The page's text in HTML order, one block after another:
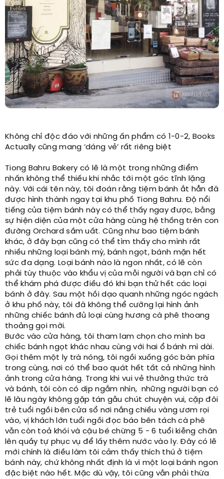
Không chỉ độc đáo với những ấn phẩm có 1-0-2, Books
Actually cũng mang ‘dáng vẻ’ rất riêng biệt
Tiong Bahru Bakery có lẽ là một trong những điểm
nhấn không thể thiếu khi nhắc tới một góc tĩnh lặng
này. Với cái tên này, tôi đoán rằng tiệm bánh ắt hẳn đã
được hình thành ngay tại khu phố Tiong Bahru. Độ nổi
tiếng của tiệm bánh này có thể thấy ngay được, bằng
sự hiện diện của một cửa hàng cùng hệ thống trên con
đường Orchard sầm uất. Cũng như bao tiệm bánh
khác, ở đây bạn cũng có thể tìm thấy cho mình rất
nhiều những loại bánh mỳ, bánh ngọt, bánh mặn hết
sức đa dạng. Loại bánh nào là ngon nhất, có lẽ còn
phải tùy thuộc vào khẩu vị của mỗi người và bạn chỉ có
thể khám phá được điều đó khi bạn thử hết các loại
bánh ở đây. Sau một hồi dạo quanh những ngóc ngách
ở khu phố này, tôi đã không thể cưỡng lại hình ảnh
những chiếc bánh đủ loại cùng hương cà phê thoang
thoảng gọi mời.
Bước vào cửa hàng, tôi tham lam chọn cho mình ba
chiếc bánh ngọt khác nhau cùng với hai ổ bánh mì dài.
Gọi thêm một ly trà nóng, tôi ngồi xuống góc bàn phía
trong cùng, nơi có thể bao quát hết tất cả những hình
ảnh trong cửa hàng. Trong khi vui vẻ thưởng thức trà
và bánh, tôi còn có dịp ngắm nhìn, những người bạn có
lẽ lâu ngày không gặp tán gẫu chút chuyện vui, cặp đôi
trẻ tuổi ngồi bên cửa sổ nơi nắng chiều vàng ươm rọi
vào, vị khách lớn tuổi ngồi đọc báo bên tách cà phê
vẫn còn toả khói và cậu bé chừng 5 - 6 tuổi kiễng chân
lên quầy tự phục vụ để lấy thêm nước vào ly. Đây có lẽ
mới chính là điều làm tôi cảm thấy thích thú ở tiệm
bánh này, chứ không nhất định là vì một loại bánh ngon
đặc biệt nào hết. Mặc dù vậy, tôi cũng vẫn phải thừa